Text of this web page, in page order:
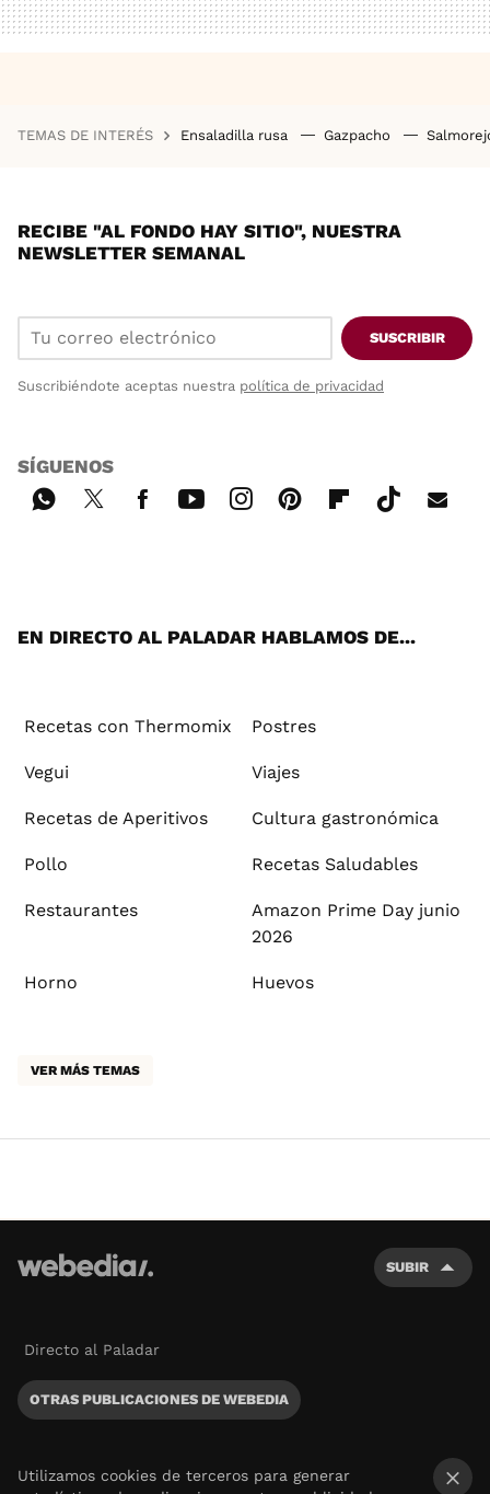
TEMAS DE INTERÉS Ensaladilla rusa Gazpacho
RECIBE "AL FONDO HAY SITIO", NUESTRA
NEWSLETTER SEMANAL
SUSCRIBIR
Suscribiéndote aceptas nuestra política de privacidad
SÍGUENOS
EN DIRECTO AL PALADAR HABLAMOS DE...
Recetas con Thermomix Postres
Vegui Viajes
Recetas de Aperitivos Cultura gastronómica
Pollo Recetas Saludables
Restaurantes
Amazon Prime Day junio
2026
Horno Huevos
VER MÁS TEMAS
SUBIR
Directo al Paladar
OTRAS PUBLICACIONES DE WEBEDIA
Utilizamos cookies de terceros para generar